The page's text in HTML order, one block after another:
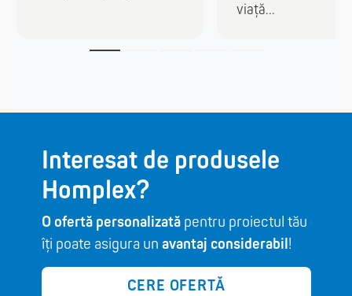
viață...
Interesat de produsele
Homplex?
O ofertă personalizatăpentru proiectul tău
îți poate asigura un avantaj considerabil!
CERE OFERTĂ